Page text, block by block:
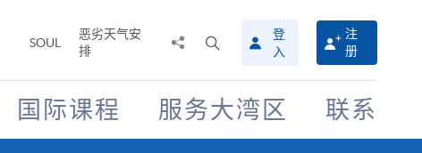
SOUL
恶劣天气安
排
搜
寻
介
面
登
入
注
册
国际课程 服务大湾区 联系